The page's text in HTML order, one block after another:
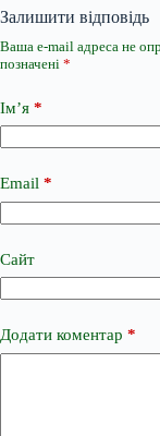
Залишити відповідь
Ваша e-mail адреса не
позначені *
Ім’я *
Email *
Сайт
Додати коментар *